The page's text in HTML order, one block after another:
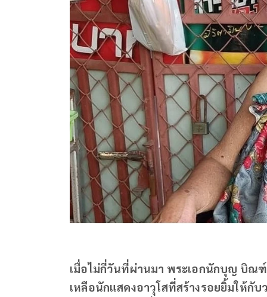
เมื่อไม่กี่วันที่ผ่านมา พระเอกนักบุญ บิณฑ์
เหลือนักแสดงอาวุโสที่สร้างรอยยิ้มให้กั